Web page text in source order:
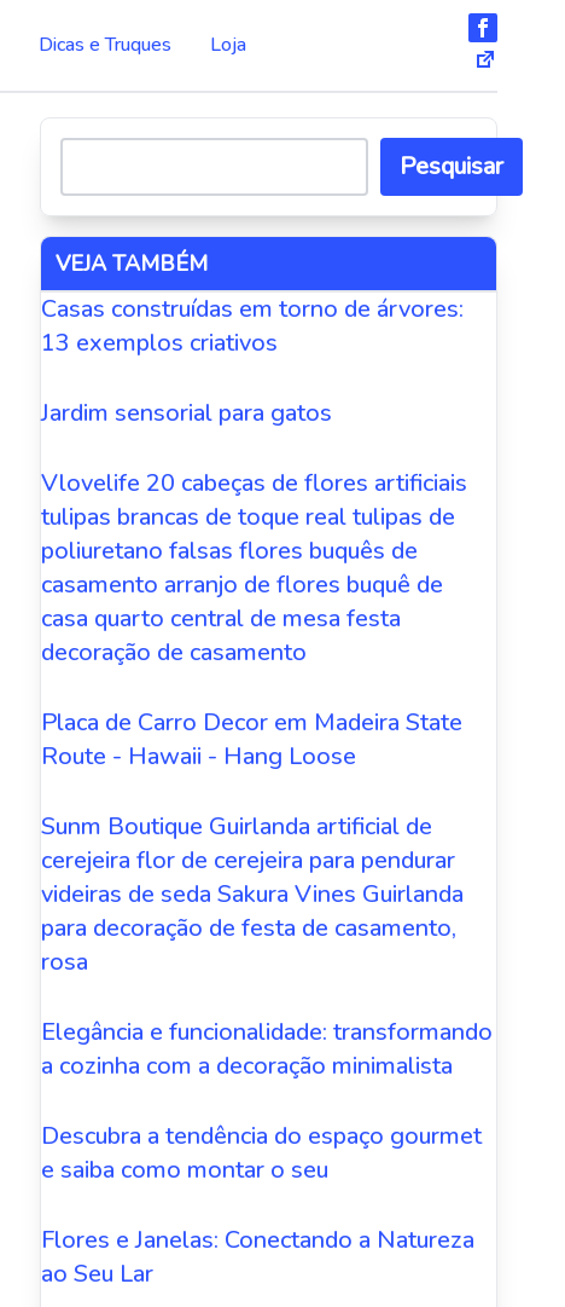
Dicas e Truques Loja
Pesquisar
VEJA TAMBÉM
Casas construídas em torno de árvores:
13 exemplos criativos
Jardim sensorial para gatos
Vlovelife 20 cabeças de flores artificiais
tulipas brancas de toque real tulipas de
poliuretano falsas flores buquês de
casamento arranjo de flores buquê de
casa quarto central de mesa festa
decoração de casamento
Placa de Carro Decor em Madeira State
Route - Hawaii - Hang Loose
Sunm Boutique Guirlanda artificial de
cerejeira flor de cerejeira para pendurar
videiras de seda Sakura Vines Guirlanda
para decoração de festa de casamento,
rosa
Elegância e funcionalidade: transformando
a cozinha com a decoração minimalista
Descubra a tendência do espaço gourmet
e saiba como montar o seu
Flores e Janelas: Conectando a Natureza
ao Seu Lar